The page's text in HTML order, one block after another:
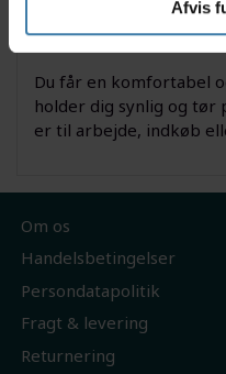
Afvis
Derfor skal du vælge
Du får en komfortabel
holder dig synlig og tør
er til arbejde, indkøb
Om os
Handelsbetingelser
Persondatapolitik
Fragt & levering
Returnering